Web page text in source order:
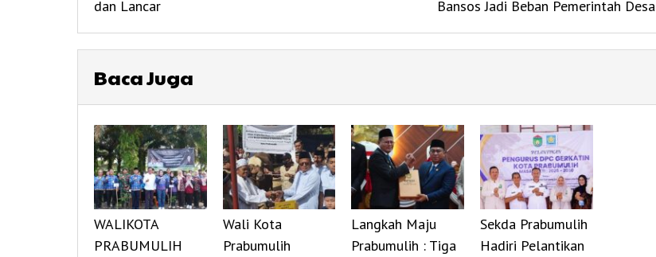
dan Lancar
Bansos Jadi Beban Pemerintah Desa
Baca Juga
WALIKOTA
PRABUMULIH
Wali Kota
Prabumulih
Langkah Maju
Prabumulih : Tiga
Sekda Prabumulih
Hadiri Pelantikan